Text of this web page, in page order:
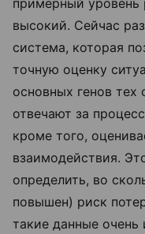
примерный уровень
высокий. Сейчас
система, которая
точную оценку
основных генов
отвечают за
кроме того,
взаимодействия.
определить, во
повышен) риск
такие данные